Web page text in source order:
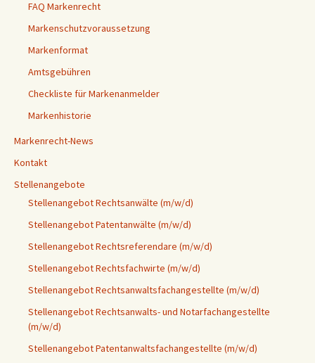
FAQ Markenrecht
Markenschutzvoraussetzung
Markenformat
Amtsgebühren
Checkliste für Markenanmelder
Markenhistorie
Markenrecht-News
Kontakt
Stellenangebote
Stellenangebot Rechtsanwälte (m/w/d)
Stellenangebot Patentanwälte (m/w/d)
Stellenangebot Rechtsreferendare (m/w/d)
Stellenangebot Rechtsfachwirte (m/w/d)
Stellenangebot Rechtsanwaltsfachangestellte (m/w/d)
Stellenangebot Rechtsanwalts- und Notarfachangestellte
(m/w/d)
Stellenangebot Patentanwaltsfachangestellte (m/w/d)